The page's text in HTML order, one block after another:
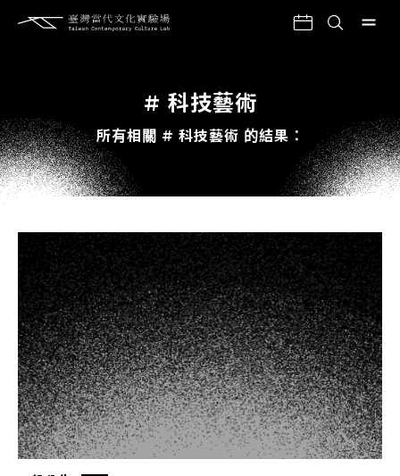
# 科技藝術
所有相關 # 科技藝術 的結果：